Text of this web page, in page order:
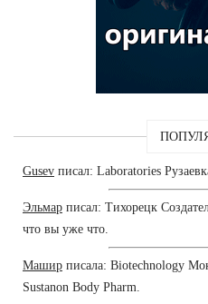
Gusev писал: Laboratories
Эльмар писал: Тихорецк
что вы уже что.
Машир писала: Biotechnology
Sustanon Body Pharm.